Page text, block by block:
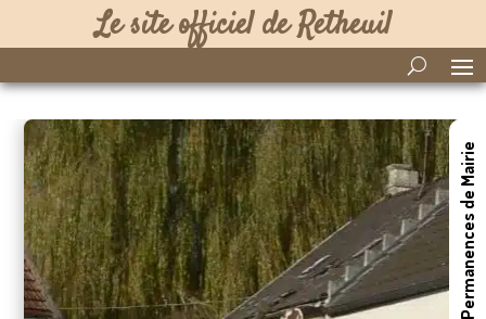
Le site officiel de Retheuil
Permanences de Mairie